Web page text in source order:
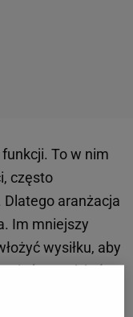
To w nim
często
Dlatego aranżacja
Im mniejszy
wysiłku, aby
pięć zasad, które
dziennego.